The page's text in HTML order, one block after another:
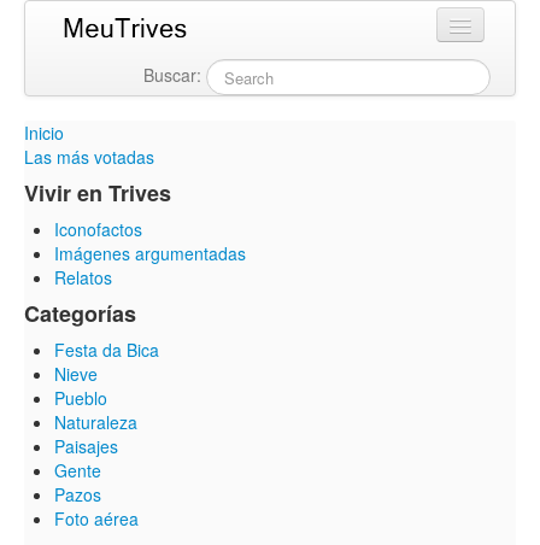
Buscar:
Inicio
Las más votadas
Vivir en Trives
Iconofactos
Imágenes argumentadas
Relatos
Categorías
Festa da Bica
Nieve
Pueblo
Naturaleza
Paisajes
Gente
Pazos
Foto aérea